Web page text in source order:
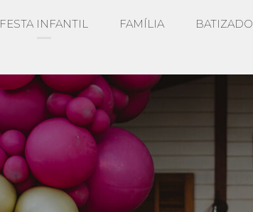
FESTA INFANTIL FAMÍLIA BATIZADO